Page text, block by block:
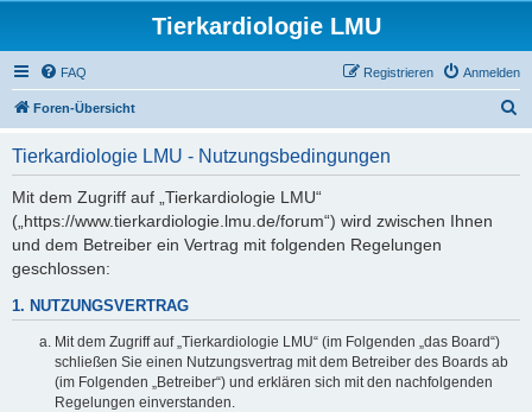
Tierkardiologie LMU
FAQ Anmelden
Registrieren
Foren-Übersicht
Tierkardiologie LMU - Nutzungsbedingungen
Mit dem Zugriff auf „Tierkardiologie LMU“
(„https://www.tierkardiologie.lmu.de/forum“) wird zwischen Ihnen
und dem Betreiber ein Vertrag mit folgenden Regelungen
geschlossen:
1. NUTZUNGSVERTRAG
Mit dem Zugriff auf „Tierkardiologie LMU“ (im Folgenden „das Board“)
schließen Sie einen Nutzungsvertrag mit dem Betreiber des Boards ab
(im Folgenden „Betreiber“) und erklären sich mit den nachfolgenden
Regelungen einverstanden.